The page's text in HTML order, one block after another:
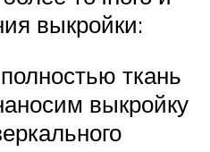
выкройки:
ткань
выкройку